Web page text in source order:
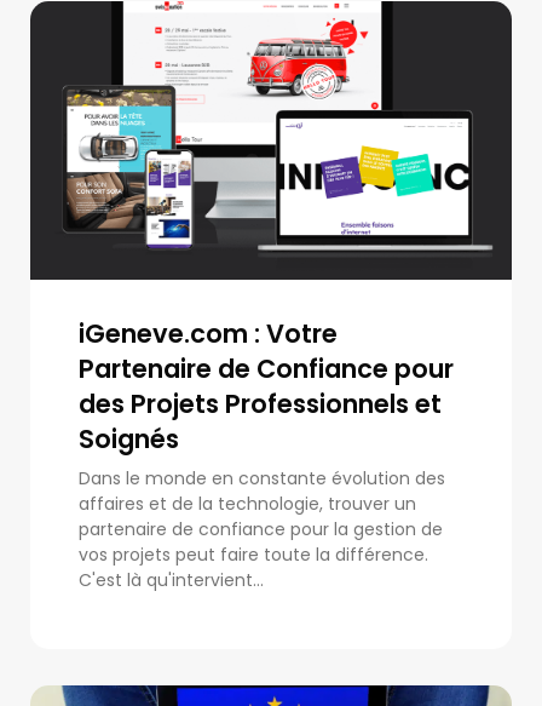
iGeneve.com : Votre
Partenaire de Confiance pour
des Projets Professionnels et
Soignés
Dans le monde en constante évolution des
affaires et de la technologie, trouver un
partenaire de confiance pour la gestion de
vos projets peut faire toute la différence.
C'est là qu'intervient...